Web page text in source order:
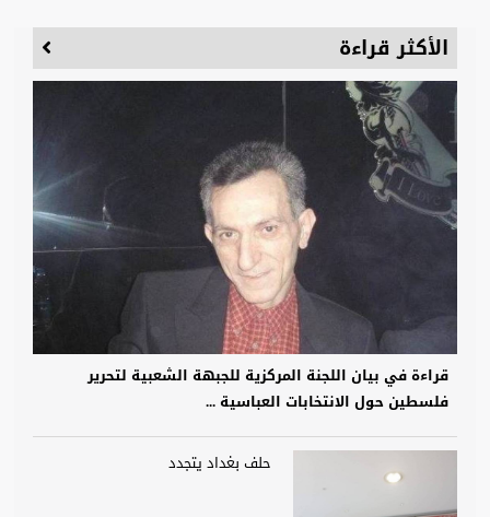
الأكثر قراءة
قراءة في بيان اللجنة المركزية للجبهة الشعبية لتحرير
فلسطين حول الانتخابات العباسية ...
حلف بغداد يتجدد